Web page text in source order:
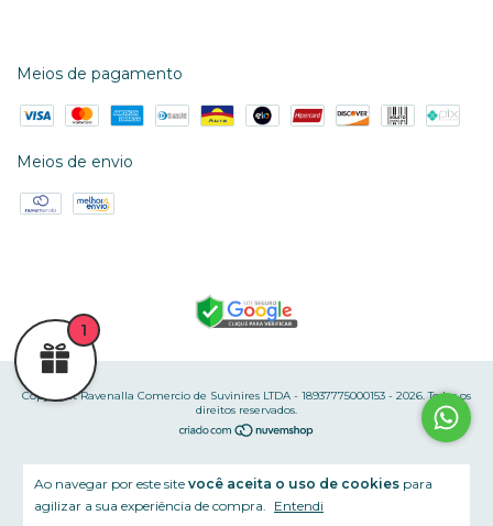
Ao navegar por este site você aceita o uso de cookies para
agilizar a sua experiência de compra. Entendi
Meios de pagamento
Meios de envio
Copyright Ravenalla Comercio de Suvinires LTDA - 18937775000153 - 2026. Todos os
direitos reservados.
1